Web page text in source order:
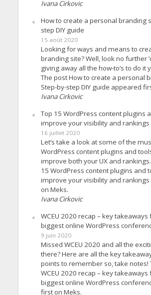
Ivana Cirkovic
How to create a personal branding
step DIY guide
15 août 2020
Looking for ways and means to
branding site? Well, look no further
giving away all the how-to’s to do it
The post How to create a personal
Step-by-step DIY guide appeared
Ivana Cirkovic
Top 15 WordPress content plugins
improve your visibility and rankings
16 juillet 2020
Let’s take a look at some of the
WordPress content plugins and
improve both your UX and
15 WordPress content plugins and
improve your visibility and
on Meks.
Ivana Cirkovic
WCEU 2020 recap – key
biggest online WordPress
9 juin 2020
Missed WCEU 2020 and all the
there? Here are all the key
points to remember so, take notes!
WCEU 2020 recap – key
biggest online WordPress
first on Meks.